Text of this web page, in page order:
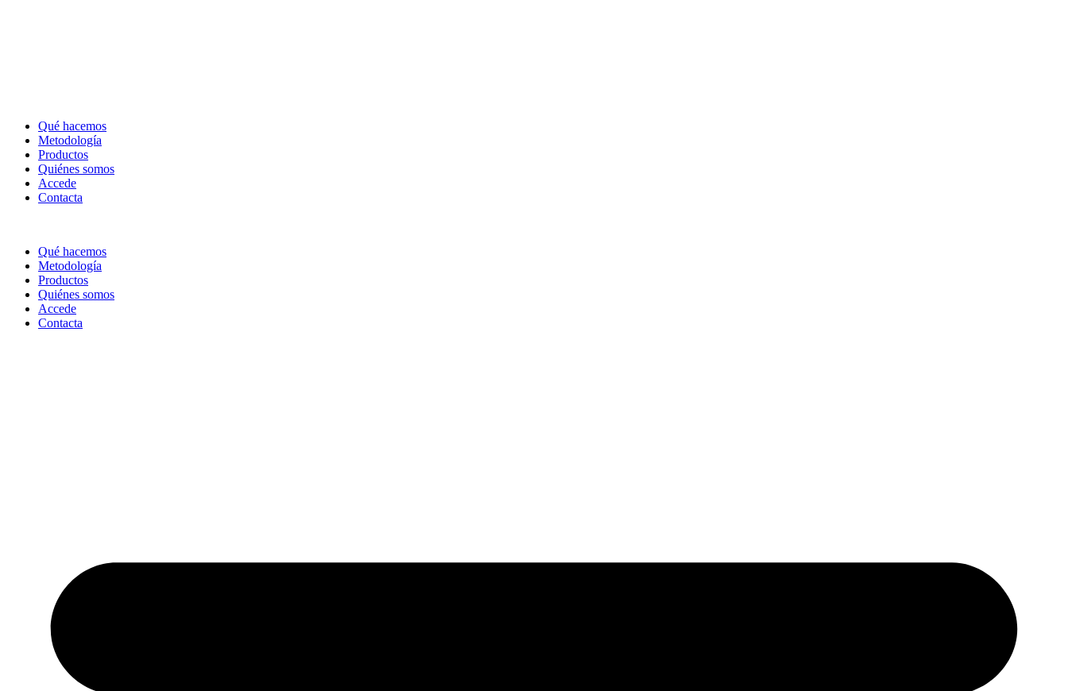
Qué hacemos
Metodología
Productos
Quiénes somos
Accede
Contacta
Qué hacemos
Metodología
Productos
Quiénes somos
Accede
Contacta